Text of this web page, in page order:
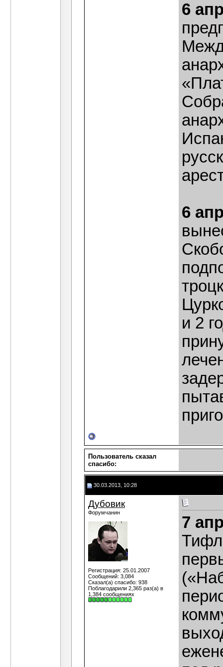
6
6
и 2
Пользователь сказал
cпасибо:
30.03.2013, 10:28
Дубовик
Форумчанин
Регистрация: 25.01.2007
Сообщений: 3,084
Сказал(а) спасибо: 938
Поблагодарили 2,365 раз(а) в
1,384 сообщениях
7